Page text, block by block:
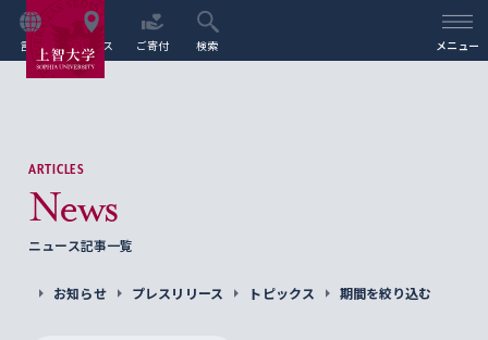
言語 アクセス ご寄付 検索 メニュー
ARTICLES
News
ニュース記事一覧
お知らせ プレスリリース トピックス 期間を絞り込む